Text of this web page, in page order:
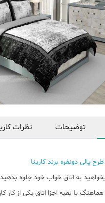
توضیحات نظرات
پالی دونفره برند کارینا
به اتاق خواب خود جلوه
با بقیه اجزا اتاق یکی از